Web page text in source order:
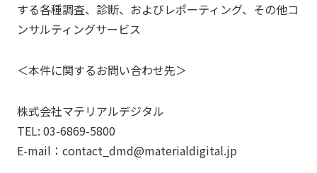
する各種調査、診断、およびレポーティング、その他コ
ンサルティングサービス
＜本件に関するお問い合わせ先＞
株式会社マテリアルデジタル
TEL: 03-6869-5800
E-mail：contact_dmd@materialdigital.jp